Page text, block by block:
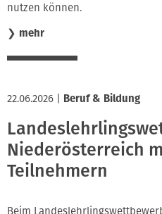
nutzen können.
❯ mehr
22.06.2026 Beruf & Bildung
Niederösterreich
Teilnehmern
Beim